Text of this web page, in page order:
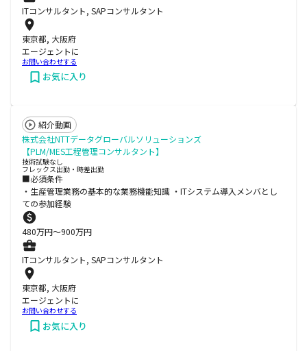
ITコンサルタント, SAPコンサルタント
東京都, 大阪府
エージェントに
お問い合わせする
お気に入り
紹介動画
株式会社NTTデータグローバルソリューションズ
【PLM/MES工程管理コンサルタント】
技術試験なし
フレックス出勤・時差出勤
■必須条件
・生産管理業務の基本的な業務機能知識 ・ITシステム導入メンバとし
ての参加経験
480万円〜900万円
ITコンサルタント, SAPコンサルタント
東京都, 大阪府
エージェントに
お問い合わせする
お気に入り